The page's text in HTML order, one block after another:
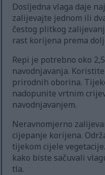
Dosljedna vlaga daje
zalijevajte jednom ili
čestog plitkog
rast korijena prema
Repi je potrebno oko
navodnjavanja.
prirodnih oborina.
nadopunite vrtnim
navodnjavanjem.
Neravnomjerno
cijepanje korijena.
tijekom cijele
kako biste sačuvali
tla.